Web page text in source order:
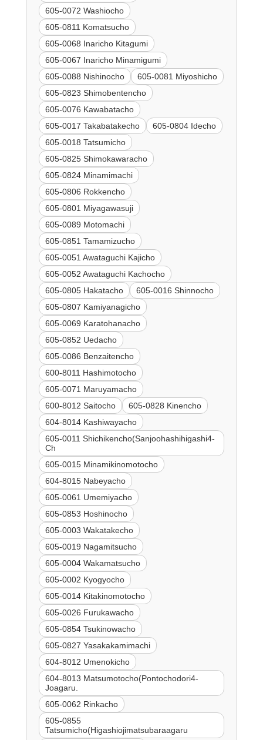
605-0072 Washiocho
605-0811 Komatsucho
605-0068 Inaricho Kitagumi
605-0067 Inaricho Minamigumi
605-0088 Nishinocho
605-0081 Miyoshicho
605-0823 Shimobentencho
605-0076 Kawabatacho
605-0017 Takabatakecho
605-0804 Idecho
605-0018 Tatsumicho
605-0825 Shimokawaracho
605-0824 Minamimachi
605-0806 Rokkencho
605-0801 Miyagawasuji
605-0089 Motomachi
605-0851 Tamamizucho
605-0051 Awataguchi Kajicho
605-0052 Awataguchi Kachocho
605-0805 Hakatacho
605-0016 Shinnocho
605-0807 Kamiyanagicho
605-0069 Karatohanacho
605-0852 Uedacho
605-0086 Benzaitencho
600-8011 Hashimotocho
605-0071 Maruyamacho
600-8012 Saitocho
605-0828 Kinencho
604-8014 Kashiwayacho
605-0011 Shichikencho(Sanjoohashihigashi4-
Ch
605-0015 Minamikinomotocho
604-8015 Nabeyacho
605-0061 Umemiyacho
605-0853 Hoshinocho
605-0003 Wakatakecho
605-0019 Nagamitsucho
605-0004 Wakamatsucho
605-0002 Kyogyocho
605-0014 Kitakinomotocho
605-0026 Furukawacho
605-0854 Tsukinowacho
605-0827 Yasakakamimachi
604-8012 Umenokicho
604-8013 Matsumotocho(Pontochodori4-
Joagaru.
605-0062 Rinkacho
605-0855
Tatsumicho(Higashiojimatsubaraagaru